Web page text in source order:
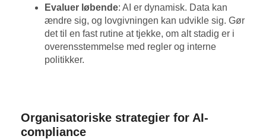
Evaluer løbende: AI er dynamisk. Data kan
ændre sig, og lovgivningen kan udvikle sig. Gør
det til en fast rutine at tjekke, om alt stadig er i
overensstemmelse med regler og interne
politikker.
Organisatoriske strategier for AI-
compliance